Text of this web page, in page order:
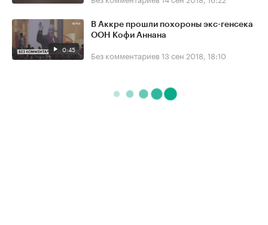
0:45
В Аккре прошли похороны экс-генсека
ООН Кофи Аннана
Без комментариев 13 сен 2018, 18:10